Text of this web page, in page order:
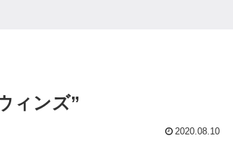
ィンズ”
2020.08.10